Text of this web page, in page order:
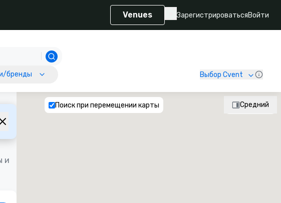
Venues ЗарегистрироватьсяВойти
бренды Выбор Cvent
и
Средний
Поиск при перемещении карты